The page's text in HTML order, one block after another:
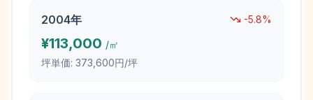
2004年 -5.8%
¥113,000 /㎡
坪単価: 373,600円/坪